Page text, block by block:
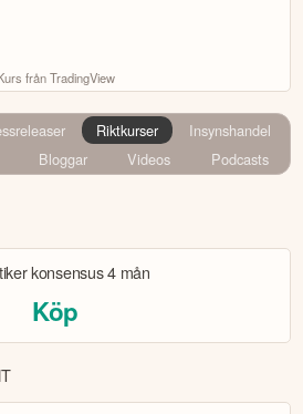
från TradingView
Riktkurser
Insynshandel
Bloggar Videos Podcasts
konsensus4 mån
Köp